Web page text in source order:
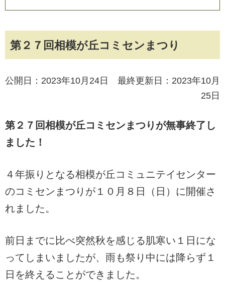
第２７回相模が丘コミセンまつり
公開日：2023年10月24日 最終更新日：2023年10月
25日
第２７回相模が丘コミセンまつりが無事終了し
ました！
４年振りとなる相模が丘コミュニテイセンター
のコミセンまつりが１０月８日（日）に開催さ
れました。
前日までに比べ突然秋を感じる肌寒い１日にな
ってしまいましたが、雨も祭り中には降らず１
日を終えることができました。